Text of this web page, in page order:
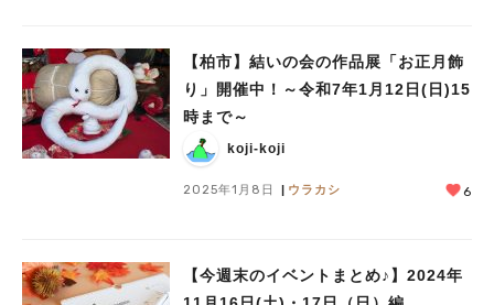
【柏市】結いの会の作品展「お正月飾
り」開催中！～令和7年1月12日(日)15
時まで～
koji-koji
2025年1月8日 ウラカシ 6
【今週末のイベントまとめ♪】2024年